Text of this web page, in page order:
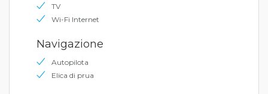
TV
Wi-Fi Internet
Navigazione
Autopilota
Elica di prua